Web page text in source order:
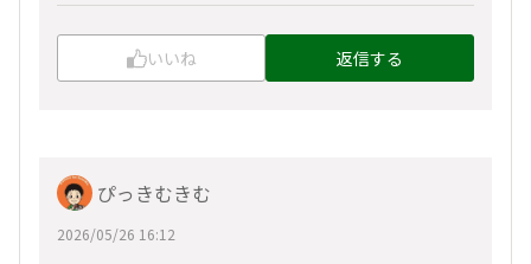
いいね 返信する
ぴっきむきむ
2026/05/26 16:12